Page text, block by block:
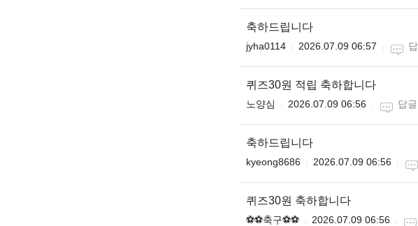
축하드립니다
jyha0114 2026.07.09 06:57
퀴즈30원 적립 축하합니다
노양심 2026.07.09 06:56 답
축하드립니다
kyeong8686 2026.07.09 06:56
퀴즈30원 축하합니다
⚽️⚽️축구⚽️⚽️ 2026.07.09 06:56